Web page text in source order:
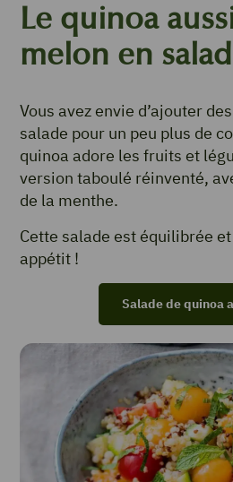
Le quinoa
melon en
Vous avez envie d’ajouter
salade pour un peu plus de
quinoa adore les fruits et
version taboulé réinventé,
de la menthe.
Cette salade est équilibrée
appétit !
Salade de quinoa